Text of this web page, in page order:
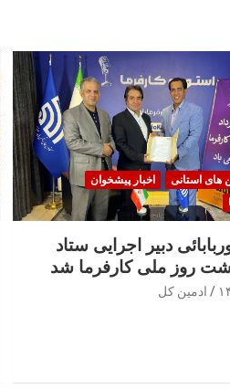
های استانی
اخبار پیشخوان
دبیر اجرایی ستاد
روز ملی کارفرما شد
ادمین کل